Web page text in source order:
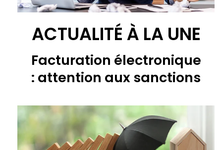
ACTUALITÉ À LA UNE
Facturation électronique
: attention aux sanctions